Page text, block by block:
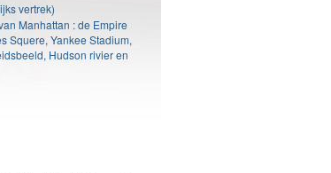
vertrek)
Manhattan : de Empire
Squere, Yankee Stadium,
Hudson rivier en